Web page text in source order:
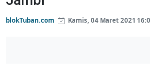
blokTuban.com Kamis, 04 Maret 2021